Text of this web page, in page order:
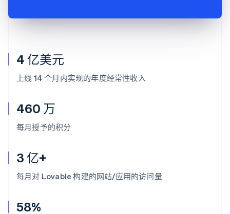
4 亿美元
上线 14 个月内实现的年度经常性收入
460 万
每月授予的积分
3 亿+
每月对 Lovable 构建的网站/应用的访问量
58%